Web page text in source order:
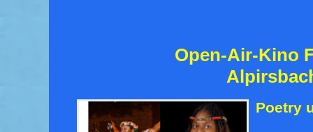
Open-Air-Kino
Poetry